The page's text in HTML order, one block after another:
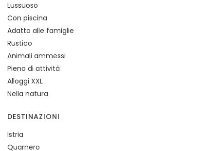
Lussuoso
Con piscina
Adatto alle famiglie
Rustico
Animali ammessi
Pieno di attività
Alloggi XXL
Nella natura
DESTINAZIONI
Istria
Quarnero